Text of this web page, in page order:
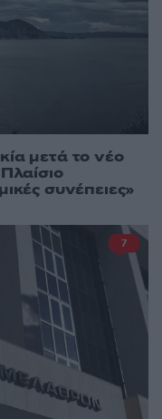
μετά το νέο
συνέπειες»
7